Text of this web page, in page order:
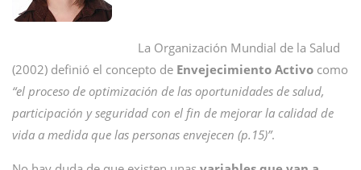
La Organización Mundial de la Salud
(2002) definió el concepto de Envejecimiento Activo como
“el proceso de optimización de las oportunidades de salud,
participación y seguridad con el fin de mejorar la calidad de
vida a medida que las personas envejecen (p.15)”.